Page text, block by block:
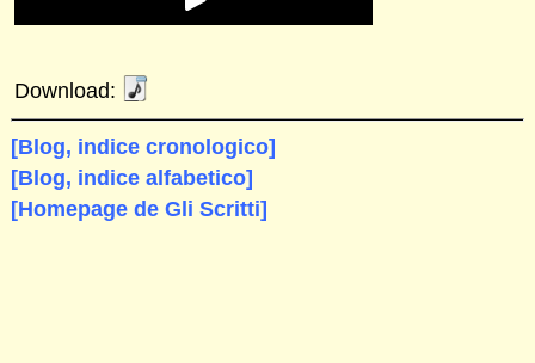
Download:
[Blog, indice cronologico]
[Blog, indice alfabetico]
[Homepage de Gli Scritti]